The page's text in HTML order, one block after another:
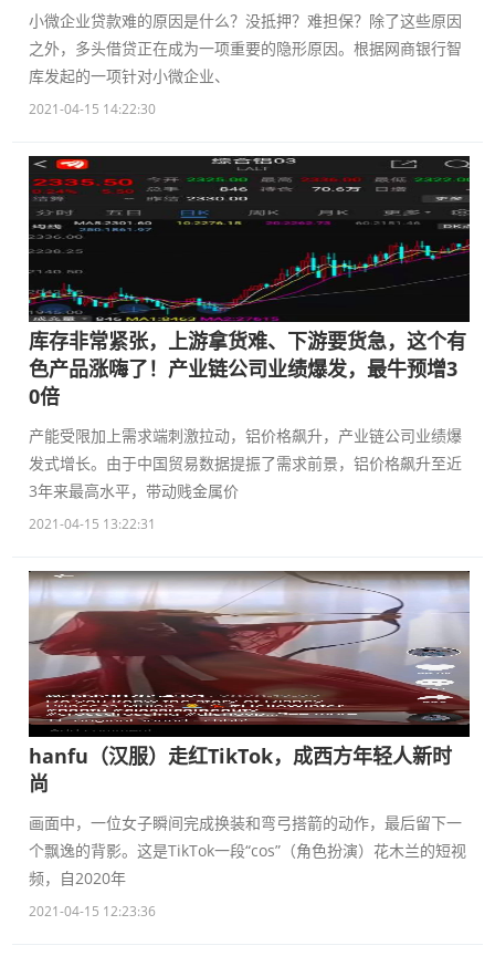
小微企业贷款难的原因是什么？没抵押？难担保？除了这些原因
之外，多头借贷正在成为一项重要的隐形原因。根据网商银行智
库发起的一项针对小微企业、
2021-04-15 14:22:30
库存非常紧张，上游拿货难、下游要货急，这个有
色产品涨嗨了！产业链公司业绩爆发，最牛预增3
0倍
产能受限加上需求端刺激拉动，铝价格飙升，产业链公司业绩爆
发式增长。由于中国贸易数据提振了需求前景，铝价格飙升至近
3年来最高水平，带动贱金属价
2021-04-15 13:22:31
hanfu（汉服）走红TikTok，成西方年轻人新时
尚
画面中，一位女子瞬间完成换装和弯弓搭箭的动作，最后留下一
个飘逸的背影。这是TikTok一段“cos”（角色扮演）花木兰的短视
频，自2020年
2021-04-15 12:23:36